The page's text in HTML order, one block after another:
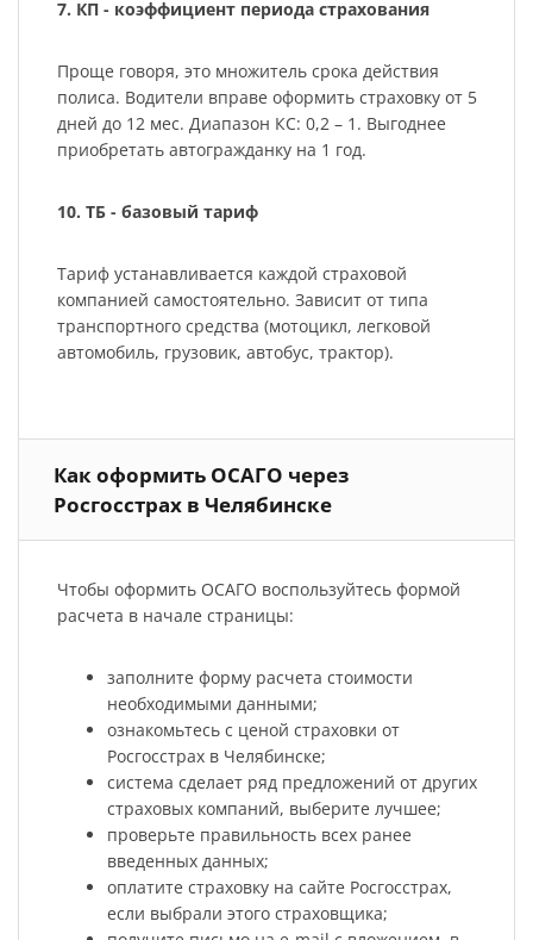
7. КП - коэффициент периода страхования
Проще говоря, это множитель срока действия
полиса. Водители вправе оформить страховку от 5
дней до 12 мес. Диапазон КС: 0,2 – 1. Выгоднее
приобретать автогражданку на 1 год.
10. ТБ - базовый тариф
Тариф устанавливается каждой страховой
компанией самостоятельно. Зависит от типа
транспортного средства (мотоцикл, легковой
автомобиль, грузовик, автобус, трактор).
Как оформить ОСАГО через
Росгосстрах в Челябинске
Чтобы оформить ОСАГО воспользуйтесь формой
расчета в начале страницы:
заполните форму расчета стоимости
необходимыми данными;
ознакомьтесь с ценой страховки от
Росгосстрах в Челябинске;
система сделает ряд предложений от других
страховых компаний, выберите лучшее;
проверьте правильность всех ранее
введенных данных;
оплатите страховку на сайте Росгосстрах,
если выбрали этого страховщика;